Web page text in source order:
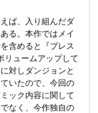
ば、入り組んだダ
る。本作ではメイ
含めると『ブレス
リュームアップして
対しダンジョンと
いたので、今回の
ック内容に関して
なく、今作独自の